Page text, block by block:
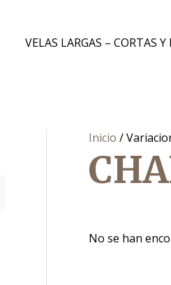
VELAS LARGAS – CORTAS Y
Inicio /
No se han